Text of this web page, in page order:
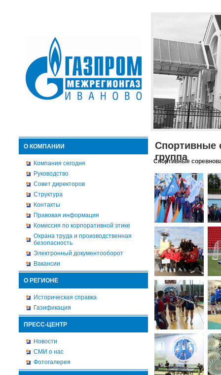
О КОМПАНИИ
Компания сегодня
Руководство
Совет директоров
Структура
Контакты
Правовая информация
Комиссия по корпоративной этике
Охрана труда и производственная
безопасность
Электронный документооборот
Вакансии
О РЕГИОНЕ
Историческая справка
Газификация
ПРЕСС-ЦЕНТР
Новости
СМИ о нас
Фотогалерея
Спортивные
группа
Спортивные